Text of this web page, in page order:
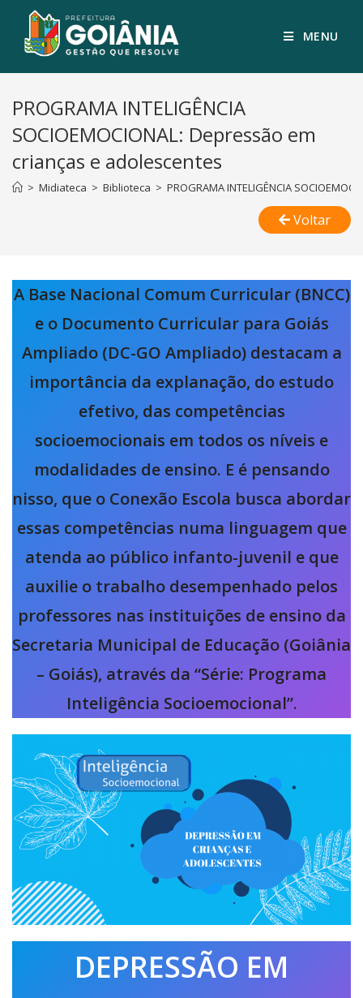
MENU
PROGRAMA INTELIGÊNCIA
SOCIOEMOCIONAL: Depressão em
crianças e adolescentes
> Midiateca > Biblioteca > PROGRAMA INTELIGÊNCIA
Voltar
A Base Nacional Comum Curricular (BNCC)
e o Documento Curricular para Goiás
Ampliado (DC-GO Ampliado) destacam a
importância da explanação, do estudo
efetivo, das competências
socioemocionais em todos os níveis e
modalidades de ensino. E é pensando
nisso, que o Conexão Escola busca abordar
essas competências numa linguagem que
atenda ao público infanto-juvenil e que
auxilie o trabalho desempenhado pelos
professores nas instituições de ensino da
Secretaria Municipal de Educação (Goiânia
– Goiás), através da “Série: Programa
Inteligência Socioemocional”.
DEPRESSÃO EM